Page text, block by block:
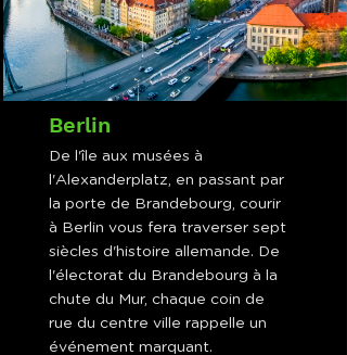
Berlin
De l'île aux musées à
l'Alexanderplatz, en passant par
la porte de Brandebourg, courir
à Berlin vous fera traverser sept
siècles d'histoire allemande. De
l'électorat du Brandebourg à la
chute du Mur, chaque coin de
rue du centre ville rappelle un
événement marquant.